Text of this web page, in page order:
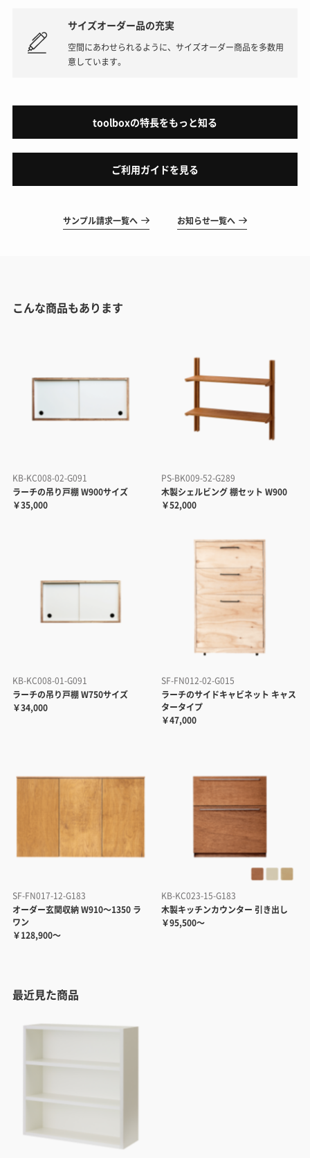
サイズオーダー品の充実
空間にあわせられるように、サイズオーダー商品を多数用
意しています。
toolboxの特長をもっと知る
ご利用ガイドを見る
サンプル請求一覧へ お知らせ一覧へ
こんな商品もあります
KB-KC008-02-G091
ラーチの吊り戸棚 W900サイズ
￥35,000
PS-BK009-52-G289
木製シェルビング 棚セット W900
￥52,000
KB-KC008-01-G091
ラーチの吊り戸棚 W750サイズ
￥34,000
SF-FN012-02-G015
ラーチのサイドキャビネット キャス
タータイプ
￥47,000
SF-FN017-12-G183
オーダー玄関収納 W910～1350 ラ
ワン
￥128,900～
KB-KC023-15-G183
木製キッチンカウンター 引き出し
￥95,500～
最近見た商品